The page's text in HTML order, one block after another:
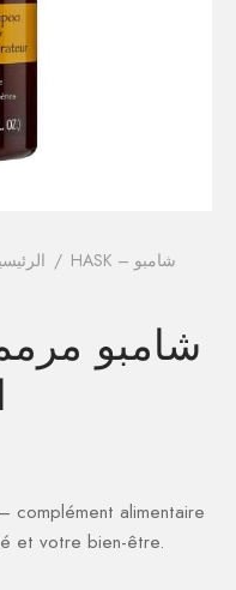
/ HASK – شامبو
et votre bien-être.